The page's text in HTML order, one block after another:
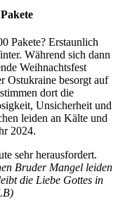
Pakete? Erstaunlich
Während sich dann
Weihnachtsfest
Ostukraine besorgt auf
dort die
Unsicherheit und
leiden an Kälte und
2024.
sehr herausfordert.
Bruder Mangel leiden
die Liebe Gottes in